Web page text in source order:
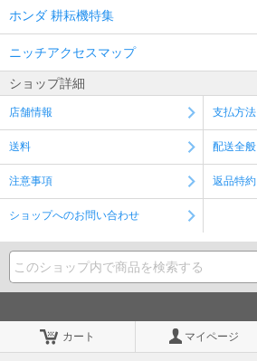
ホンダ 耕耘機特集
ニッチアクセスマップ
ショップ詳細
店舗情報 支払方法
送料 配送全般
注意事項 返品特約
ショップへのお問い合わせ
カート マイページ